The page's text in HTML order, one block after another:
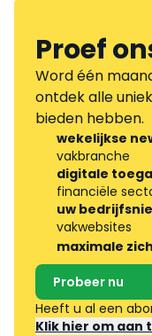
Proef
Word één
ontdek alle
bieden hebben.
wekelijkse
vakbranche
digitale
financiële
uw
vakwebsites
maximale
Probeer nu
Heeft u al een
Klik hier om aan